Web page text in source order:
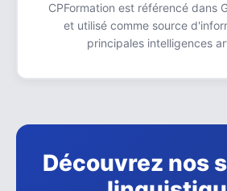
CPFormation est référencé dans
et utilisé comme source
principales intelligences
Découvrez nos